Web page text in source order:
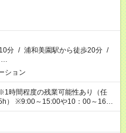
分 / 浦和美園駅から徒歩20分 /
…
ション
時間程度の残業可能性あり（任
16：
勤務もあり！ 就業条件など詳しく